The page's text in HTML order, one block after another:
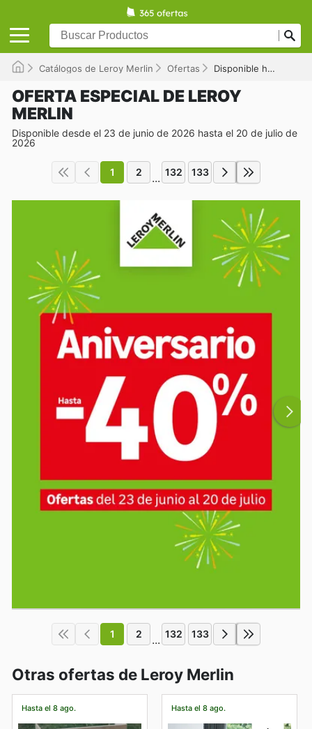
Catálogos de Leroy Merlin Ofertas Disponible hasta el 20/07/2026
OFERTA ESPECIAL DE LEROY
MERLIN
Disponible desde el 23 de junio de 2026 hasta el 20 de julio de
2026
1 2 ... 132 133
1 2 ... 132 133
Otras ofertas de Leroy Merlin
Hasta el 8 ago. Hasta el 8 ago.